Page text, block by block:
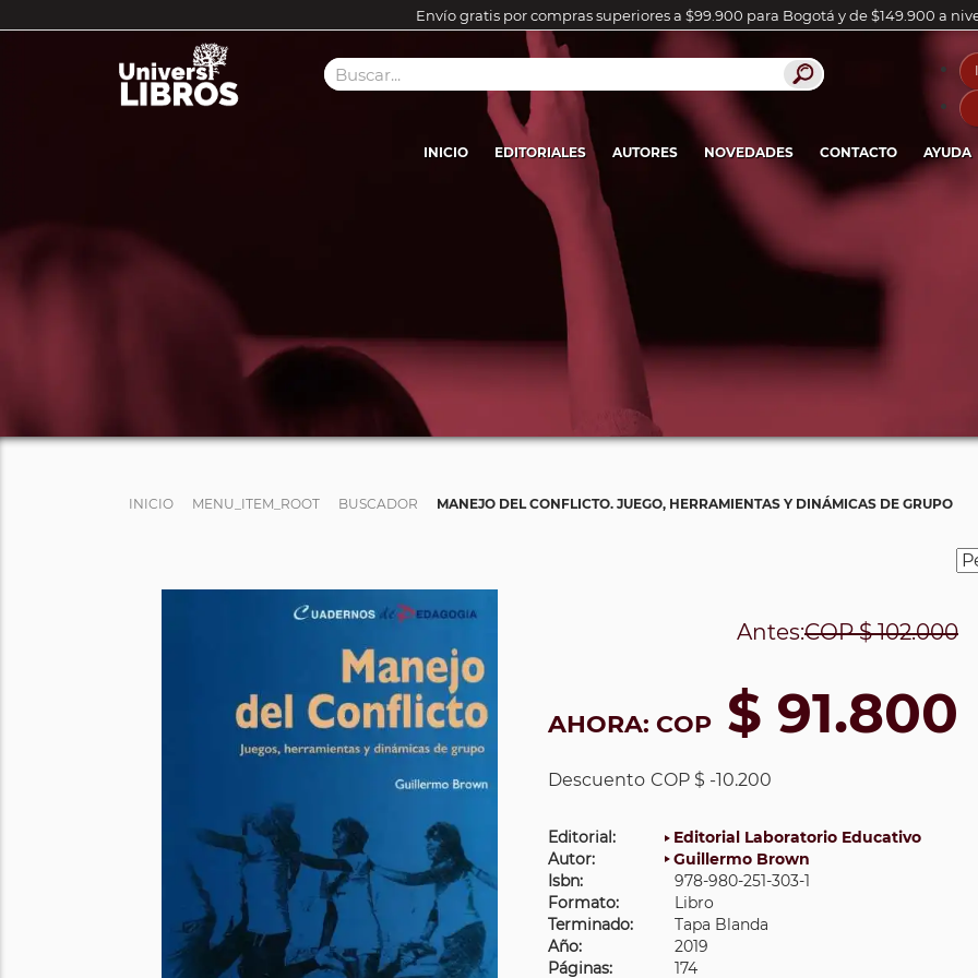
Envío gratis por compras superiores a $99.900 para Bogotá y de $149.900 a
INICIO EDITORIALES AUTORES NOVEDADES CONTACTO AYUDA
INICIO MENU_ITEM_ROOT BUSCADOR MANEJO DEL CONFLICTO. JUEGO, HERRAMIENTAS Y DINÁMICAS DE GRUPO
Antes:COP$ 102.000
AHORA: COP $ 91.800
Descuento COP $ -10.200
Editorial:
Editorial Laboratorio Educativo
Autor:
Guillermo Brown
Isbn:
978-980-251-303-1
Formato:
Libro
Terminado:
Tapa Blanda
Año:
2019
Páginas:
174